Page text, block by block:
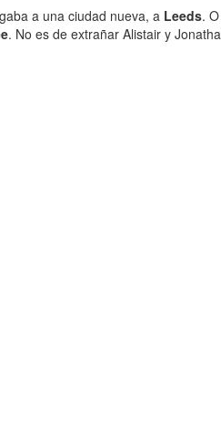
a una ciudad nueva, a Leeds.
. No es de extrañar Alistair y